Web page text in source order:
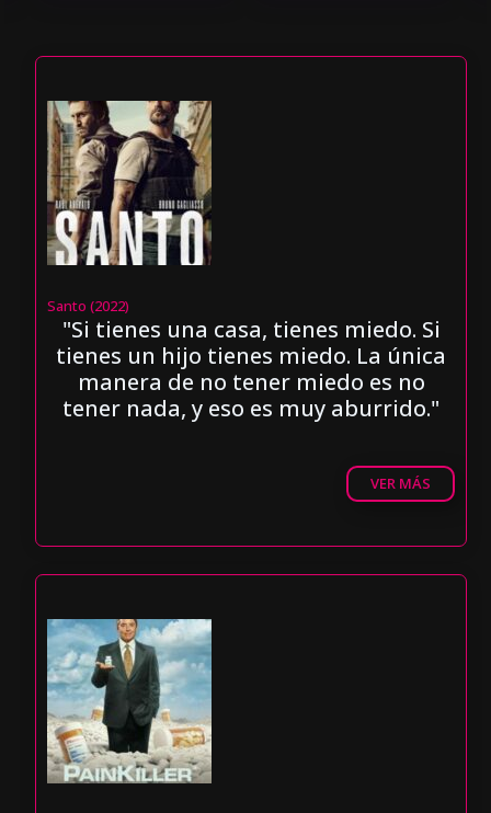
Santo (2022)
"Si tienes una casa, tienes miedo. Si
tienes un hijo tienes miedo. La única
manera de no tener miedo es no
tener nada, y eso es muy aburrido."
VER MÁS